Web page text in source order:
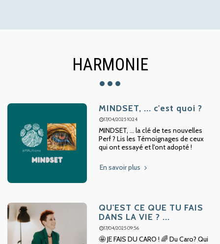
HARMONIE
MINDSET, ... c'est quoi ?
17/04/2025 10:24
MINDSET, ... la clé de tes nouvelles
Perf ? Lis les Témoignages de ceux
qui ont essayé et l'ont adopté !
En savoir plus
QU'EST CE QUE TU FAIS
DANS LA VIE ? ...
17/04/2025 09:56
🤩 JE FAIS DU CARO ! 🌈 Du Caro? Qui